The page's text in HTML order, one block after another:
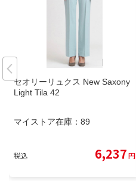
セオリーリュクス New Saxony
Light Tila 42
マイストア在庫： 89
税込 6,237円